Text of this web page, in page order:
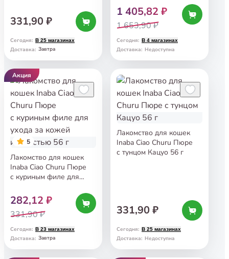
331,90 ₽
Сегодня: В 25 магазинах
Доставка: Завтра
1 405,82 ₽
1 653,90 ₽
Сегодня: В 4 магазинах
Доставка: Недоступна
Акция
5
Лакомство для кошек
Inaba Ciao Churu Пюре
с куриным филе для
и шерстью 56 г
282,12 ₽
331,90 ₽
Сегодня: В 23 магазинах
Доставка: Завтра
Лакомство для кошек
Inaba Ciao Churu Пюре
с тунцом Кацуо 56 г
331,90 ₽
Сегодня: В 25 магазинах
Доставка: Недоступна